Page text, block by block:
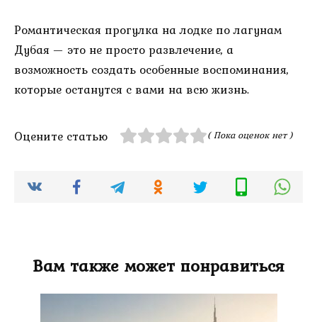
Романтическая прогулка на лодке по лагунам
Дубая — это не просто развлечение, а
возможность создать особенные воспоминания,
которые останутся с вами на всю жизнь.
Оцените статью ( Пока оценок нет )
Вам также может понравиться